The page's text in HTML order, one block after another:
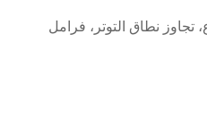
تجاوز نطاق التوتر، فرامل